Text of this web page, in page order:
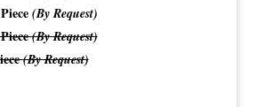
(By Request)
(By Request)
(By Request)